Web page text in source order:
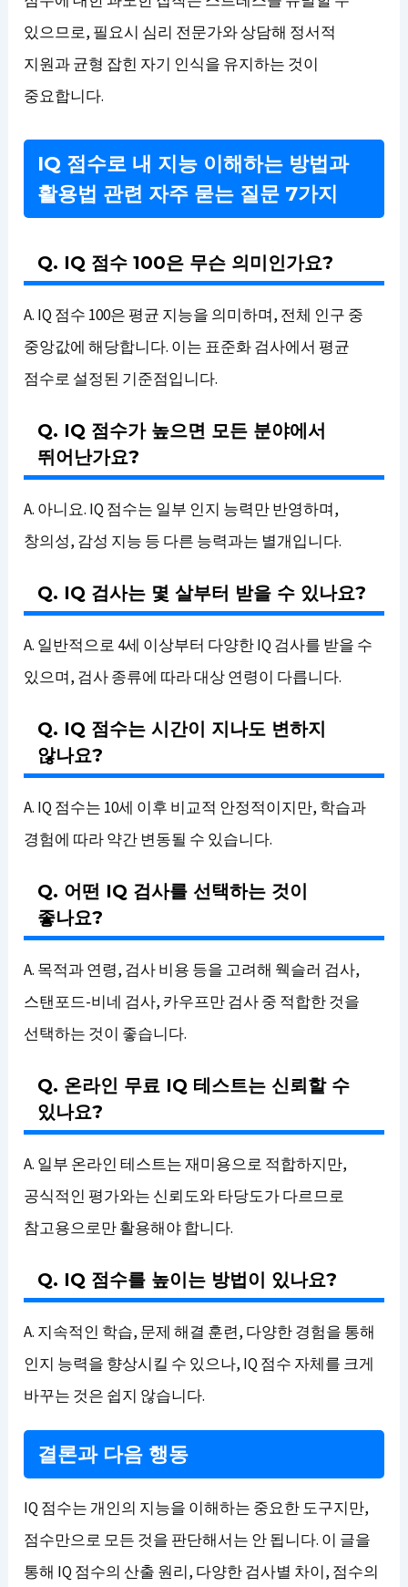
있으므로, 필요시 심리 전문가와 상담해 정서적
지원과 균형 잡힌 자기 인식을 유지하는 것이
중요합니다.
IQ 점수로 내 지능 이해하는 방법과
활용법 관련 자주 묻는 질문 7가지
Q. IQ 점수 100은 무슨 의미인가요?
A. IQ 점수 100은 평균 지능을 의미하며, 전체 인구 중
중앙값에 해당합니다. 이는 표준화 검사에서 평균
점수로 설정된 기준점입니다.
Q. IQ 점수가 높으면 모든 분야에서
뛰어난가요?
A. 아니요. IQ 점수는 일부 인지 능력만 반영하며,
창의성, 감성 지능 등 다른 능력과는 별개입니다.
Q. IQ 검사는 몇 살부터 받을 수 있나요?
A. 일반적으로 4세 이상부터 다양한 IQ 검사를 받을 수
있으며, 검사 종류에 따라 대상 연령이 다릅니다.
Q. IQ 점수는 시간이 지나도 변하지
않나요?
A. IQ 점수는 10세 이후 비교적 안정적이지만, 학습과
경험에 따라 약간 변동될 수 있습니다.
Q. 어떤 IQ 검사를 선택하는 것이
좋나요?
A. 목적과 연령, 검사 비용 등을 고려해 웩슬러 검사,
스탠포드-비네 검사, 카우프만 검사 중 적합한 것을
선택하는 것이 좋습니다.
Q. 온라인 무료 IQ 테스트는 신뢰할 수
있나요?
A. 일부 온라인 테스트는 재미용으로 적합하지만,
공식적인 평가와는 신뢰도와 타당도가 다르므로
참고용으로만 활용해야 합니다.
Q. IQ 점수를 높이는 방법이 있나요?
A. 지속적인 학습, 문제 해결 훈련, 다양한 경험을 통해
인지 능력을 향상시킬 수 있으나, IQ 점수 자체를 크게
바꾸는 것은 쉽지 않습니다.
결론과 다음 행동
IQ 점수는 개인의 지능을 이해하는 중요한 도구지만,
점수만으로 모든 것을 판단해서는 안 됩니다. 이 글을
통해 IQ 점수의 산출 원리, 다양한 검사별 차이, 점수의